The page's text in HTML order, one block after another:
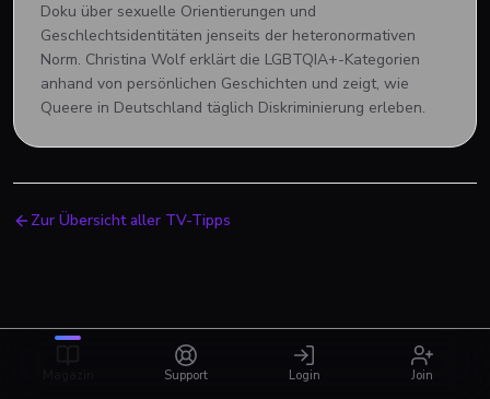
Doku über sexuelle Orientierungen und
Geschlechtsidentitäten jenseits der heteronormativen
Norm. Christina Wolf erklärt die LGBTQIA+-Kategorien
anhand von persönlichen Geschichten und zeigt, wie
Queere in Deutschland täglich Diskriminierung erleben.
Zur Übersicht aller TV-Tipps
Support Login Join